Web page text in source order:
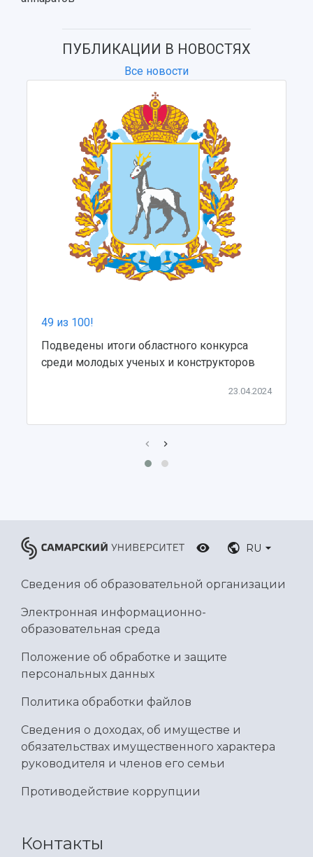
ПУБЛИКАЦИИ В НОВОСТЯХ
Все новости
49 из 100!
Подведены итоги областного конкурса
среди молодых ученых и конструкторов
23.04.2024
RU
Сведения об образовательной организации
Электронная информационно-
образовательная среда
Положение об обработке и защите
персональных данных
Политика обработки файлов
Сведения о доходах, об имуществе и
обязательствах имущественного характера
руководителя и членов его семьи
Противодействие коррупции
Контакты